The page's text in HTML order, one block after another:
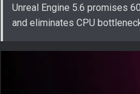
Unreal Engine 5.6 promises
and eliminates CPU